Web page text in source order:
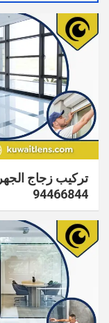
تركيب زجاج
94466844